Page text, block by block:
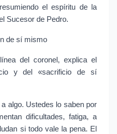
el espíritu de la
Sucesor de Pedro.
de sí mismo
del coronel, explica el
y del «sacrificio de sí
algo. Ustedes lo saben por
dificultades, fatiga, a
si todo vale la pena. El